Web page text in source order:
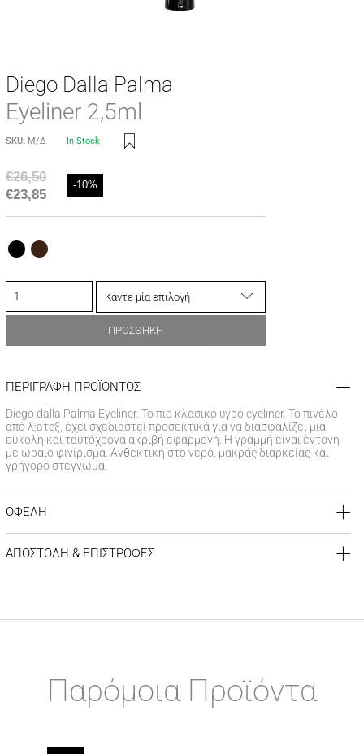
Diego Dalla Palma
Eyeliner 2,5ml
SKU: Μ/Δ In Stock
€26,50
€23,85
-10%
ΠΡΟΣΘΗΚΗ
ΠΕΡΙΓΡΑΦΗ ΠΡΟΪΟΝΤΟΣ
Diego dalla Palma Eyeliner. Το πιο κλασικό υγρό eyeliner. Το πινέλο
από λ;aτeξ, έχει σχεδιαστεί προσεκτικά για να διασφαλίζει μια
εύκολη και ταυτόχρονα ακριβή εφαρμογή. Η γραμμή είναι έντονη
με ωραίο φινίρισμα. Ανθεκτική στο νερό, μακράς διαρκείας και
γρήγορο στέγνωμα.
ΟΦΕΛΗ
αναλλοίωτο για ώρες
ΑΠΟΣΤΟΛΗ & ΕΠΙΣΤΡΟΦΕΣ
Έξοδα αποστολής3,99 €για αγορές κάτω των 39€
ημερών
Αποστολή σε νησιωτικούς προορισμούς εντός 1-3 εργάσιμων
Παρόμοια Προϊόντα